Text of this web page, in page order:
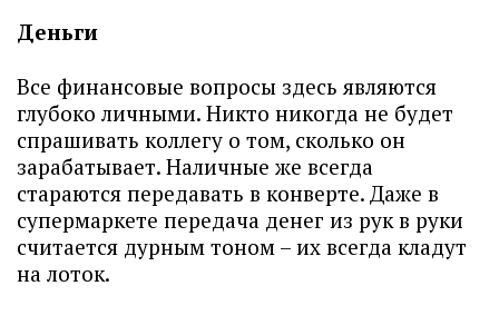
Деньги
Все финансовые вопросы здесь являются
глубоко личными. Никто никогда не будет
спрашивать коллегу о том, сколько он
зарабатывает. Наличные же всегда
стараются передавать в конверте. Даже в
супермаркете передача денег из рук в руки
считается дурным тоном – их всегда кладут
на лоток.